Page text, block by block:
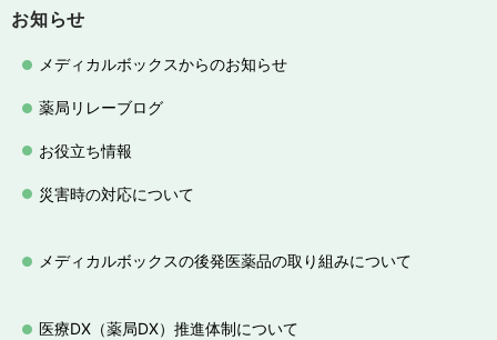
お知らせ
メディカルボックスからのお知らせ
薬局リレーブログ
お役立ち情報
災害時の対応について
メディカルボックスの後発医薬品の取り組みについて
医療DX（薬局DX）推進体制について